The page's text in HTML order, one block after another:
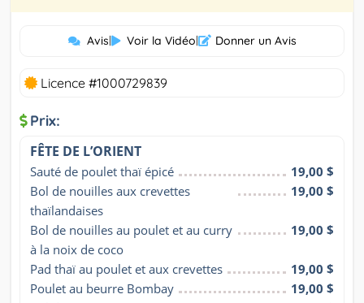
Avis| Voir la Vidéo| Donner un Avis
Licence #1000729839
Prix:
FÊTE DE L’ORIENT
Sauté de poulet thaï épicé
19,00 $
Bol de nouilles aux crevettes
thaïlandaises
19,00 $
Bol de nouilles au poulet et au curry
à la noix de coco
19,00 $
Pad thaï au poulet et aux crevettes
19,00 $
Poulet au beurre Bombay
19,00 $